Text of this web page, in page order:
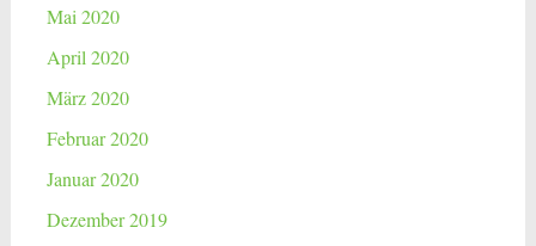
Mai 2020
April 2020
März 2020
Februar 2020
Januar 2020
Dezember 2019